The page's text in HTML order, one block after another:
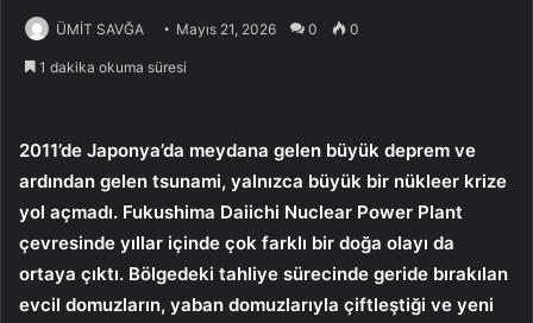
ÜMİT SAVĞA Mayıs 21, 2026 0 0
1 dakika okuma süresi
2011’de Japonya’da meydana gelen büyük deprem ve
ardından gelen tsunami, yalnızca büyük bir nükleer krize
yol açmadı. Fukushima Daiichi Nuclear Power Plant
çevresinde yıllar içinde çok farklı bir doğa olayı da
ortaya çıktı. Bölgedeki tahliye sürecinde geride bırakılan
evcil domuzların, yaban domuzlarıyla çiftleştiği ve yeni